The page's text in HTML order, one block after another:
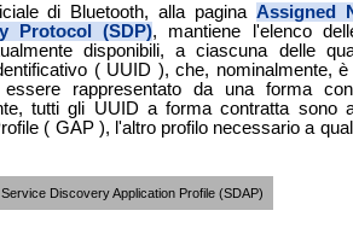
di Bluetooth, alla pagina Assigned
Protocol (SDP), mantiene l'elenco
disponibili, a ciascuna delle
( UUID ), che, nominalmente,
rappresentato da una forma
tutti gli UUID a forma contratta sono
( GAP ), l'altro profilo necessario a
Service Discovery Application Profile (SDAP)